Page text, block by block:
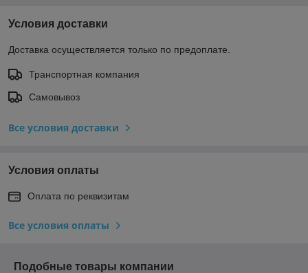
Условия доставки
Доставка осуществляется только по предоплате.
Транспортная компания
Самовывоз
Все условия доставки
Условия оплаты
Оплата по реквизитам
Все условия оплаты
Подобные товары компании